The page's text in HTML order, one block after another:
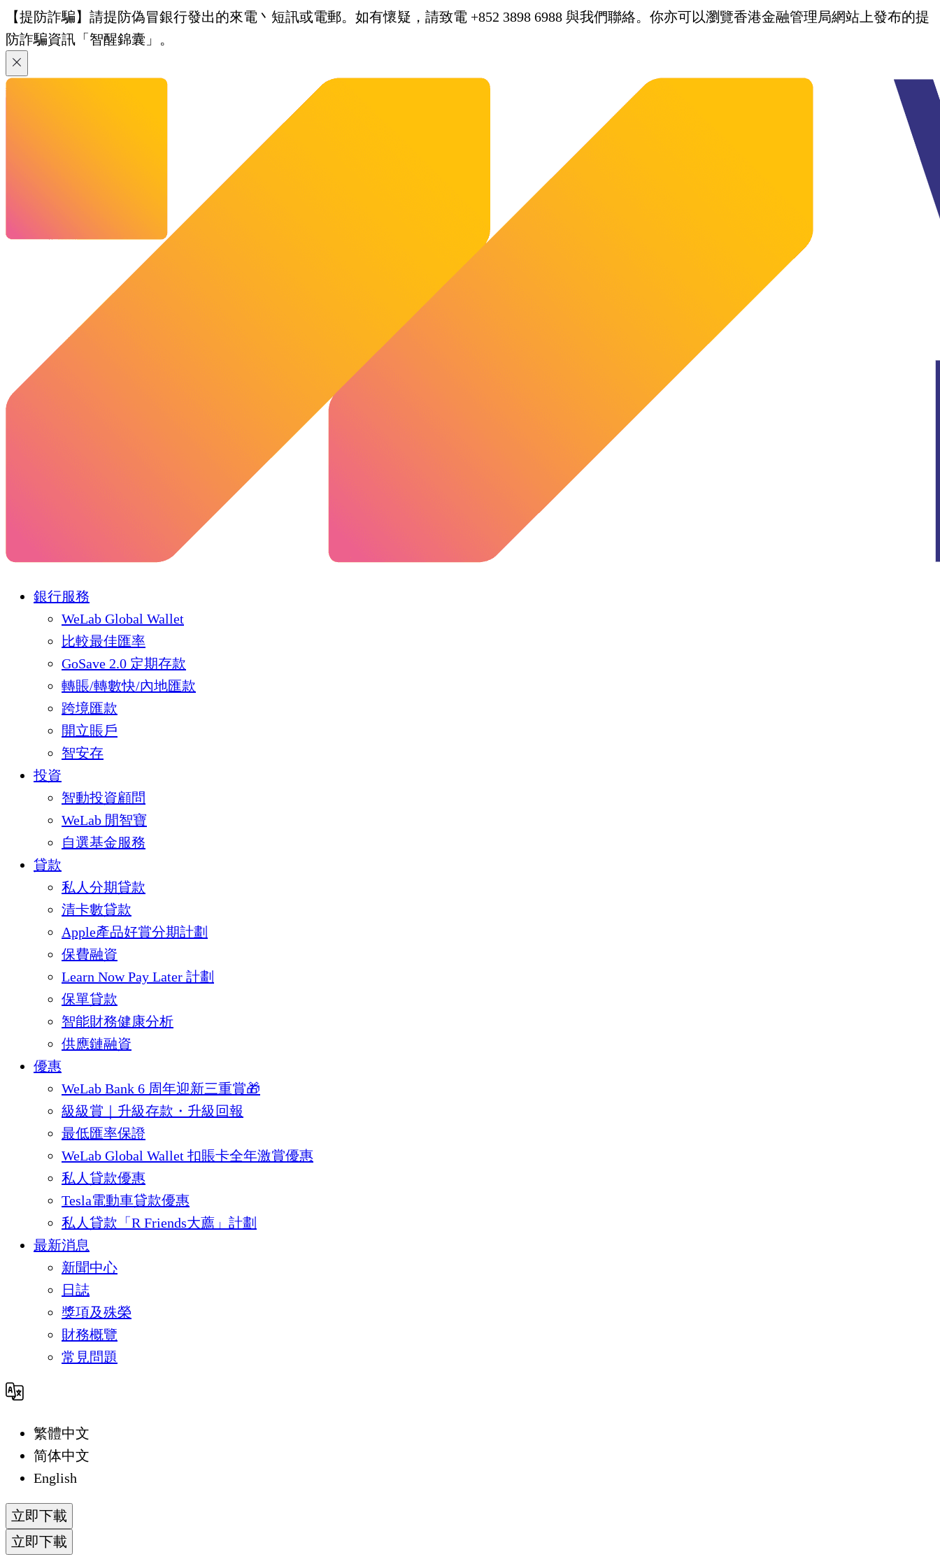
【提防詐騙】請提防偽冒銀行發出的來電丶短訊或電郵。如有懷疑，請致電 +852 3898 6988 與我們聯絡。你亦可以瀏覽香港金融管理局網站上發布的提
防詐騙資訊「智醒錦囊」。
銀行服務
WeLab Global Wallet
比較最佳匯率
GoSave 2.0 定期存款
轉賬/轉數快/內地匯款
跨境匯款
開立賬戶
智安存
投資
智動投資顧問
WeLab 閒智寶
自選基金服務
貸款
私人分期貸款
清卡數貸款
Apple產品好賞分期計劃
保費融資
Learn Now Pay Later 計劃
保單貸款
智能財務健康分析
供應鏈融資
優惠
WeLab Bank 6 周年迎新三重賞🎁
級級賞｜升級存款・升級回報
最低匯率保證
WeLab Global Wallet 扣賬卡全年激賞優惠
私人貸款優惠
Tesla電動車貸款優惠
私人貸款「R Friends大薦」計劃
最新消息
新聞中心
日誌
獎項及殊榮
財務概覽
常見問題
繁體中文
简体中文
English
立即下載
立即下載